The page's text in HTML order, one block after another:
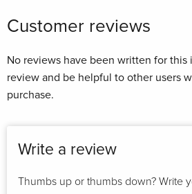
Customer reviews
No reviews have been written for this
review and be helpful to other users
purchase.
Write a review
Thumbs up or thumbs down? Write